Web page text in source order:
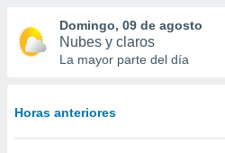
y
forma
basada
Domingo, 09 de agosto
Nubes y claros
La mayor parte del día
Horas anteriores